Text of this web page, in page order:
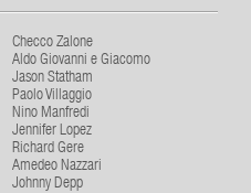
Checco Zalone
Aldo Giovanni e Giacomo
Jason Statham
Paolo Villaggio
Nino Manfredi
Jennifer Lopez
Richard Gere
Amedeo Nazzari
Johnny Depp